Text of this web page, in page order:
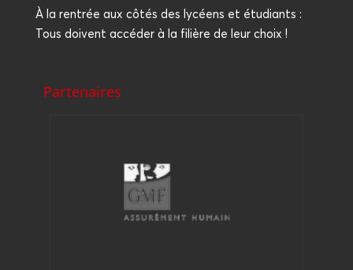
À la ren­trée aux côtés des lycéens et étu­diants :
Tous doivent accé­der à la filière de leur choix !
Partenaires